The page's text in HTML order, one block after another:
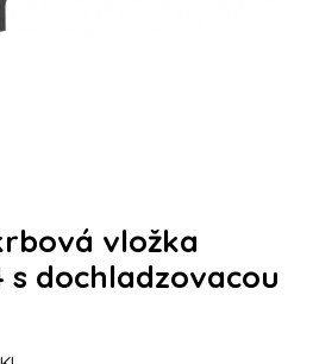
vložka
s dochladzovacou